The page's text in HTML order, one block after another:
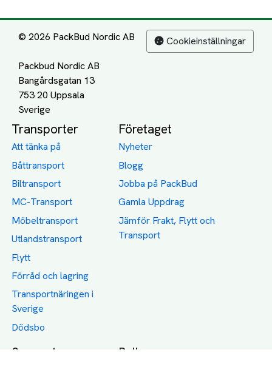
© 2026 PackBud Nordic AB
Packbud Nordic AB
Bangårdsgatan 13
753 20 Uppsala
Cookieinställningar
Transporter
Att tänka på
Båttransport
Biltransport
MC-Transport
Möbeltransport
Utlandstransport
Flytt
Förråd och lagring
Transportnäringen i
Sverige
Dödsbo
Företaget
Nyheter
Blogg
Jobba på PackBud
Gamla Uppdrag
Jämför Frakt, Flytt och
Transport
Support Policy